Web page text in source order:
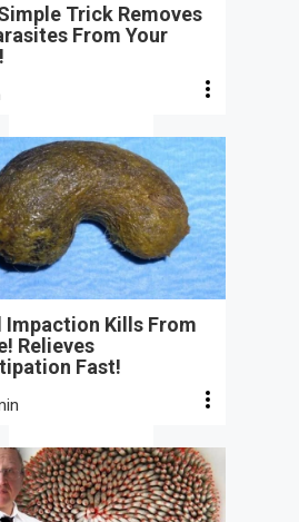
Trick Removes
From Your
Impaction Kills From
Relieves
Fast!